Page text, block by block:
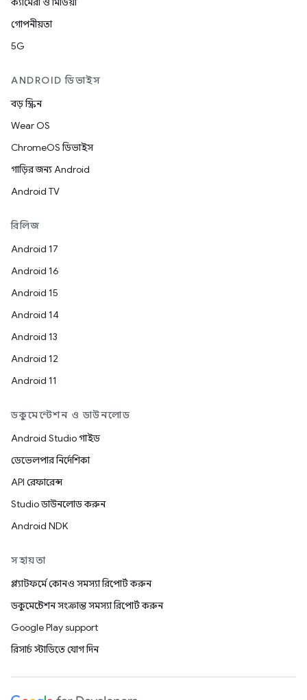
গোপনীয়তা
5G
ANDROID ডিভাইস
বড় স্ক্রিন
Wear OS
ChromeOS ডিভাইস
গাড়ির জন্য Android
Android TV
রিলিজ
Android 17
Android 16
Android 15
Android 14
Android 13
Android 12
Android 11
ডকুমেন্টেশন ও ডাউনলোড
Android Studio গাইড
ডেভেলপার নির্দেশিকা
API রেফারেন্স
Studio ডাউনলোড করুন
Android NDK
সহায়তা
প্ল্যাটফর্মে কোনও সমস্যা রিপোর্ট করুন
ডকুমেন্টেশন সংক্রান্ত সমস্যা রিপোর্ট করুন
Google Play support
রিসার্চ স্টাডিতে যোগ দিন